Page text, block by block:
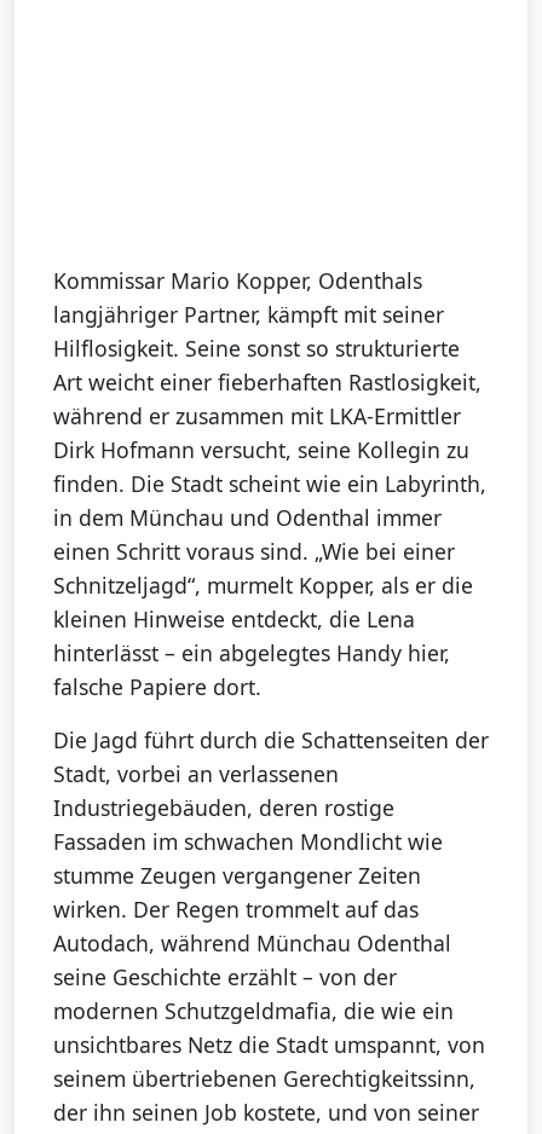
Kommissar Mario Kopper, Odenthals
langjähriger Partner, kämpft mit seiner
Hilflosigkeit. Seine sonst so strukturierte
Art weicht einer fieberhaften Rastlosigkeit,
während er zusammen mit LKA-Ermittler
Dirk Hofmann versucht, seine Kollegin zu
finden. Die Stadt scheint wie ein Labyrinth,
in dem Münchau und Odenthal immer
einen Schritt voraus sind. „Wie bei einer
Schnitzeljagd“, murmelt Kopper, als er die
kleinen Hinweise entdeckt, die Lena
hinterlässt – ein abgelegtes Handy hier,
falsche Papiere dort.
Die Jagd führt durch die Schattenseiten der
Stadt, vorbei an verlassenen
Industriegebäuden, deren rostige
Fassaden im schwachen Mondlicht wie
stumme Zeugen vergangener Zeiten
wirken. Der Regen trommelt auf das
Autodach, während Münchau Odenthal
seine Geschichte erzählt – von der
modernen Schutzgeldmafia, die wie ein
unsichtbares Netz die Stadt umspannt, von
seinem übertriebenen Gerechtigkeitssinn,
der ihn seinen Job kostete, und von seiner